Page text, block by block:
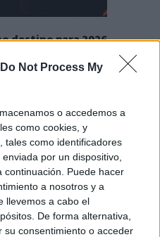
Do Not Process My
o accedemos a
como cookies, y
tales como identificadores
por un dispositivo,
continuación. Puede hacer
a nosotros y a
llevemos a cabo el
De forma alternativa,
su consentimiento o acceder
destino para 2026